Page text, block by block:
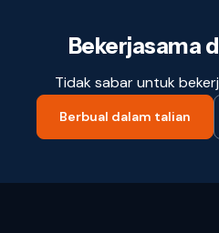
Bekerjasama
Tidak sabar untuk
Berbual dalam talian